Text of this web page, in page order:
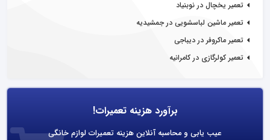
تعمیر یخچال در نوبنیاد
تعمیر ماشین لباسشویی در جمشیدیه
تعمیر ماکروفر در دیباجی
تعمیر کولرگازی در کامرانیه
برآورد هزینه تعمیرات!
عیب یابی و محاسبه آنلاین هزینه تعمیرات لوازم خانگی